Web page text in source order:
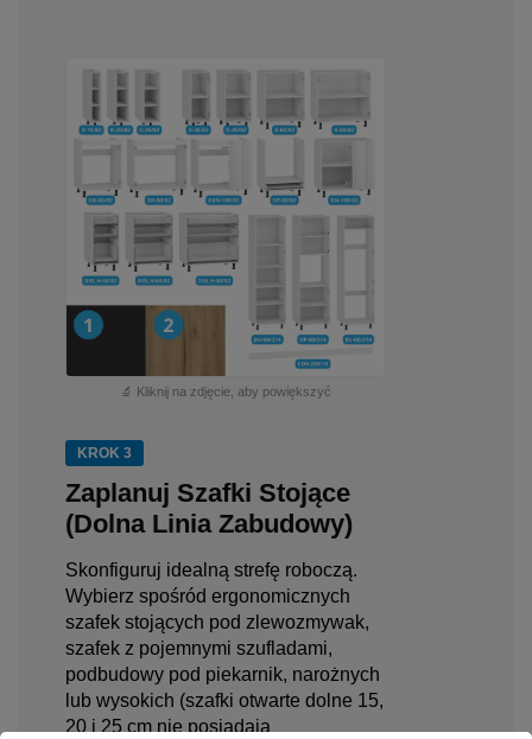
🔬 Kliknij na zdjęcie, aby powiększyć
KROK 3
Zaplanuj Szafki Stojące
(Dolna Linia Zabudowy)
Skonfiguruj idealną strefę roboczą.
Wybierz spośród ergonomicznych
szafek stojących pod zlewozmywak,
szafek z pojemnymi szufladami,
podbudowy pod piekarnik, narożnych
lub wysokich (szafki otwarte dolne 15,
20 i 25 cm nie posiadają